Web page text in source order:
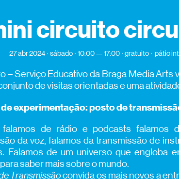
circuito
27 abr 2024 sábado 10:00 — 17:00 gratuito pátio
– Serviço Educativo da Braga Media
de visitas orientadas e uma
experimentação: posto de
falamos de rádio e podcasts falamos
da voz, falamos da transmissão de
Falamos de um universo que engloba
saber mais sobre o mundo.
Transmissãoconvida os mais novos a